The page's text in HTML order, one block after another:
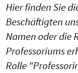
Hier finden Sie
Beschäftigten
Namen oder die
Professoriums
Rolle